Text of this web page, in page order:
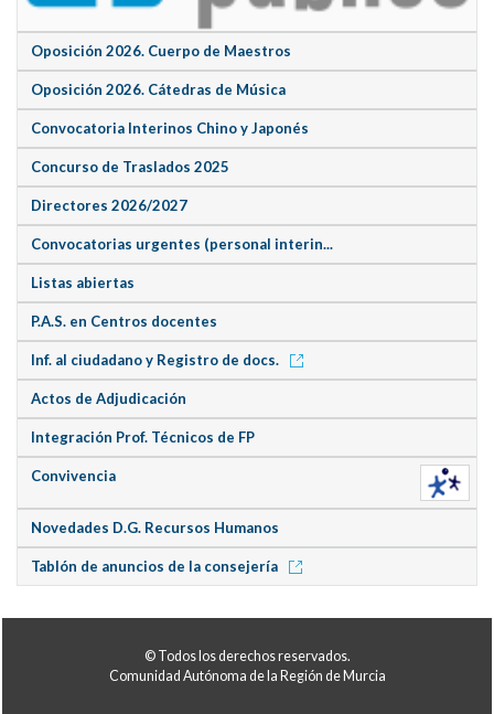
Oposición 2026. Cuerpo de Maestros
Oposición 2026. Cátedras de Música
Convocatoria Interinos Chino y Japonés
Concurso de Traslados 2025
Directores 2026/2027
Convocatorias urgentes (personal interin...
Listas abiertas
P.A.S. en Centros docentes
Inf. al ciudadano y Registro de docs.
Actos de Adjudicación
Integración Prof. Técnicos de FP
Convivencia
Novedades D.G. Recursos Humanos
Tablón de anuncios de la consejería
© Todos los derechos reservados.
Comunidad Autónoma de la Región de Murcia